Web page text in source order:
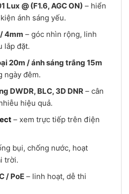
Lux @ (F1.6, AGC ON) – hiển
ánh sáng yếu.
4mm – góc nhìn rộng, linh
lắp đặt.
20m / ánh sáng trắng 15m
ngày đêm.
DWDR, BLC, 3D DNR– cân
hiệu quả.
– xem trực tiếp trên điện
bụi, chống nước, hoạt
trời.
/ PoE– linh hoạt, dễ thi